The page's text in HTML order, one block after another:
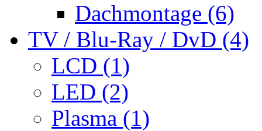
Dachmontage (6)
TV / Blu-Ray / DvD (4)
LCD (1)
LED (2)
Plasma (1)